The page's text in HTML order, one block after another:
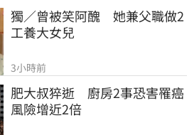
獨／曾被笑阿醜　她兼父職做2
工養大女兒
3小時前
肥大叔猝逝　廚房2事恐害罹癌
風險增近2倍